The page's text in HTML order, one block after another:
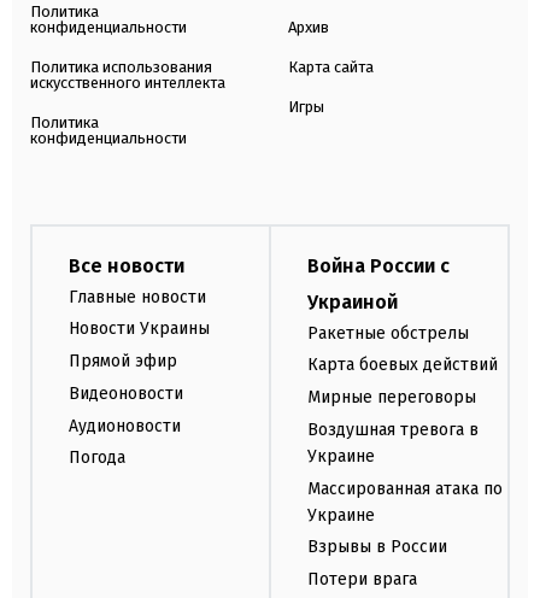
Политика
конфиденциальности
Политика использования
искусственного интеллекта
Политика
конфиденциальности
Архив
Карта сайта
Игры
Все новости
Главные новости
Новости Украины
Прямой эфир
Видеоновости
Аудионовости
Погода
Война России с
Украиной
Ракетные обстрелы
Карта боевых действий
Мирные переговоры
Воздушная тревога в
Украине
Массированная атака по
Украине
Взрывы в России
Потери врага